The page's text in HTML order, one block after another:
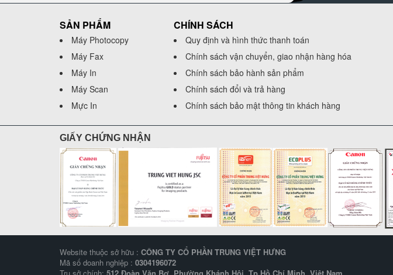
SẢN PHẨM
Máy Photocopy
Máy Fax
Máy In
Máy Scan
Mực In
CHÍNH SÁCH
Quy định và hình thức thanh toán
Chính sách vận chuyển, giao nhận hàng hóa
Chính sách bảo hành sản phẩm
Chính sách đổi và trả hàng
Chính sách bảo mật thông tin khách hàng
GIẤY CHỨNG NHẬN
Website thuộc sở hữu : CÔNG TY CỔ PHẦN TRUNG VIỆT HƯNG
Mã số doanh nghiệp : 0304196072
Trụ sở chính: 512 Đoàn Văn Bơ, Phường Khánh Hội, Tp.Hồ Chí Minh, Việt Nam.